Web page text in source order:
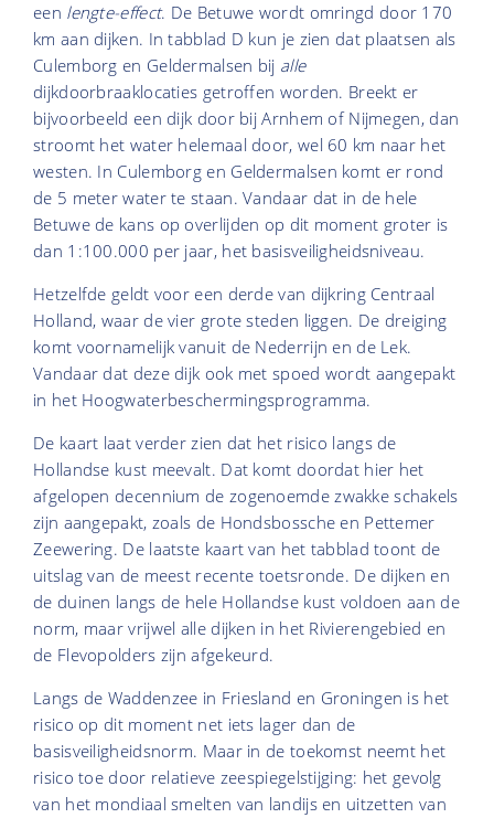
een lengte-effect. De Betuwe wordt omringd door 170
km aan dijken. In tabblad D kun je zien dat plaatsen als
Culemborg en Geldermalsen bij alle
dijkdoorbraaklocaties getroffen worden. Breekt er
bijvoorbeeld een dijk door bij Arnhem of Nijmegen, dan
stroomt het water helemaal door, wel 60 km naar het
westen. In Culemborg en Geldermalsen komt er rond
de 5 meter water te staan. Vandaar dat in de hele
Betuwe de kans op overlijden op dit moment groter is
dan 1:100.000 per jaar, het basisveiligheidsniveau.
Hetzelfde geldt voor een derde van dijkring Centraal
Holland, waar de vier grote steden liggen. De dreiging
komt voornamelijk vanuit de Nederrijn en de Lek.
Vandaar dat deze dijk ook met spoed wordt aangepakt
in het Hoogwaterbeschermingsprogramma.
De kaart laat verder zien dat het risico langs de
Hollandse kust meevalt. Dat komt doordat hier het
afgelopen decennium de zogenoemde zwakke schakels
zijn aangepakt, zoals de Hondsbossche en Pettemer
Zeewering. De laatste kaart van het tabblad toont de
uitslag van de meest recente toetsronde. De dijken en
de duinen langs de hele Hollandse kust voldoen aan de
norm, maar vrijwel alle dijken in het Rivierengebied en
de Flevopolders zijn afgekeurd.
Langs de Waddenzee in Friesland en Groningen is het
risico op dit moment net iets lager dan de
basisveiligheidsnorm. Maar in de toekomst neemt het
risico toe door relatieve zeespiegelstijging: het gevolg
van het mondiaal smelten van landijs en uitzetten van